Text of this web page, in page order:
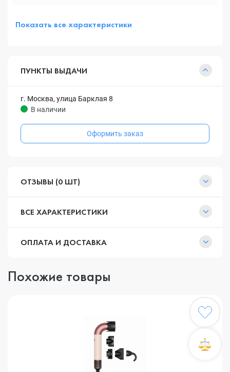
Показать все характеристики
ПУНКТЫ ВЫДАЧИ
г. Москва, улица Барклая 8
В наличии
Оформить заказ
ОТЗЫВЫ (0 ШТ)
ВСЕ ХАРАКТЕРИСТИКИ
ОПЛАТА И ДОСТАВКА
Похожие товары